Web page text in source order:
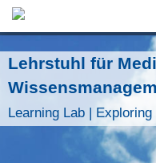
Lehrstuhl für
Learning Lab |